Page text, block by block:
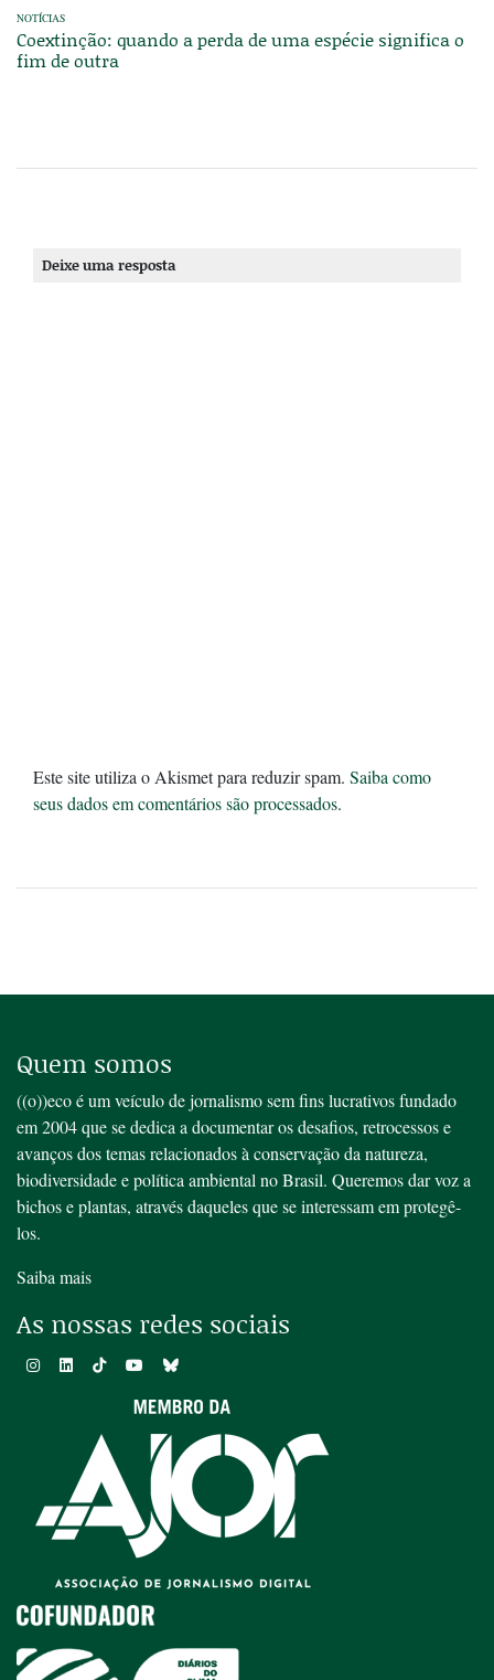
NOTÍCIAS
Coextinção: quando a perda de uma espécie significa o
fim de outra
Deixe uma resposta
Este site utiliza o Akismet para reduzir spam. Saiba como
seus dados em comentários são processados.
Quem somos
((o))eco é um veículo de jornalismo sem fins lucrativos fundado
em 2004 que se dedica a documentar os desafios, retrocessos e
avanços dos temas relacionados à conservação da natureza,
biodiversidade e política ambiental no Brasil. Queremos dar voz a
bichos e plantas, através daqueles que se interessam em protegê-
los.
Saiba mais
As nossas redes sociais